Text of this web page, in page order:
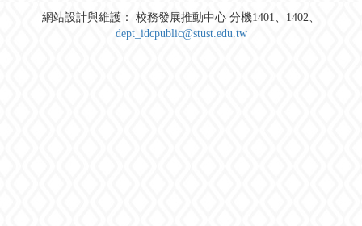
網站設計與維護： 校務發展推動中心 分機1401、1402、
dept_idcpublic@stust.edu.tw